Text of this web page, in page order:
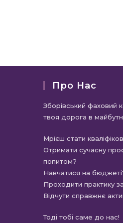
Про Нас
Зборівський фаховий
твоя дорога в
Мрієш стати
Отримати сучасну
попитом?
Навчатися на
Проходити практику
Відчути справжнє
Тоді тобі саме до нас!